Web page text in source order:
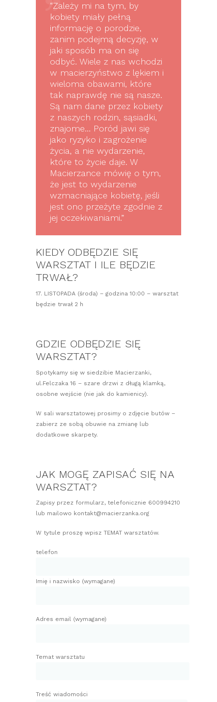
“Zależy mi na tym, by
kobiety miały pełną
informację o porodzie,
zanim podejmą decyzję, w
jaki sposób ma on się
odbyć. Wiele z nas wchodzi
w macierzyństwo z lękiem i
wieloma obawami, które
tak naprawdę nie są nasze.
Są nam dane przez kobiety
z naszych rodzin, sąsiadki,
znajome… Poród jawi się
jako ryzyko i zagrożenie
życia, a nie wydarzenie,
które to życie daje. W
Macierzance mówię o tym,
że jest to wydarzenie
wzmacniające kobietę, jeśli
jest ono przeżyte zgodnie z
jej oczekiwaniami.”
KIEDY ODBĘDZIE SIĘ
WARSZTAT I ILE BĘDZIE
TRWAŁ?
17. LISTOPADA (środa) – godzina 10:00 – warsztat
będzie trwał 2 h
GDZIE ODBĘDZIE SIĘ
WARSZTAT?
Spotykamy się w siedzibie Macierzanki,
ul.Felczaka 16 – szare drzwi z długą klamką,
osobne wejście (nie jak do kamienicy).
W sali warsztatowej prosimy o zdjęcie butów –
zabierz ze sobą obuwie na zmianę lub
dodatkowe skarpety.
JAK MOGĘ ZAPISAĆ SIĘ NA
WARSZTAT?
Zapisy przez formularz, telefonicznie 600994210
lub mailowo kontakt@macierzanka.org
W tytule proszę wpisz TEMAT warsztatów.
telefon
Imię i nazwisko (wymagane)
Adres email (wymagane)
Temat warsztatu
Treść wiadomości